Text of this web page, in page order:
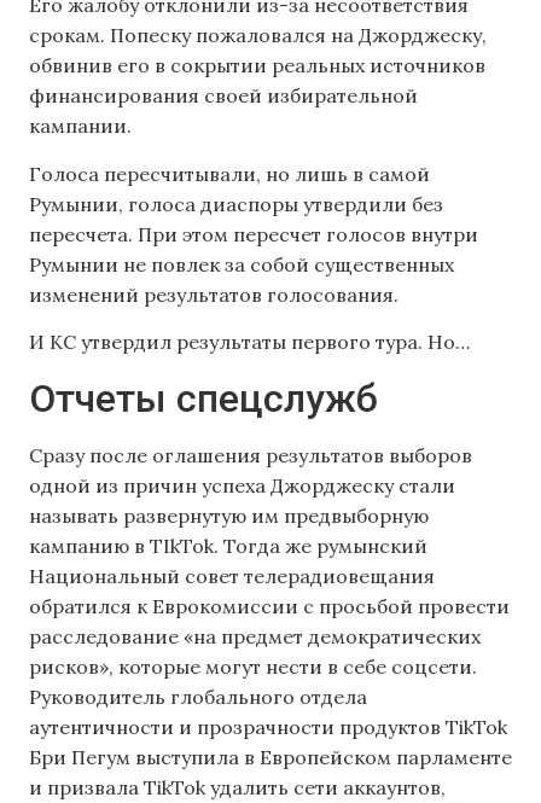
Его жалобу отклонили из-за несоответствия
срокам. Попеску пожаловался на Джорджеску,
обвинив его в сокрытии реальных источников
финансирования своей избирательной
кампании.
Голоса пересчитывали, но лишь в самой
Румынии, голоса диаспоры утвердили без
пересчета. При этом пересчет голосов внутри
Румынии не повлек за собой существенных
изменений результатов голосования.
И КС утвердил результаты первого тура. Но…
Отчеты спецслужб
Сразу после оглашения результатов выборов
одной из причин успеха Джорджеску стали
называть развернутую им предвыборную
кампанию в TIkTok. Тогда же румынский
Национальный совет телерадиовещания
обратился к Еврокомиссии с просьбой провести
расследование «на предмет демократических
рисков», которые могут нести в себе соцсети.
Руководитель глобального отдела
аутентичности и прозрачности продуктов TikTok
Бри Пегум выступила в Европейском парламенте
и призвала TikTok удалить сети аккаунтов,